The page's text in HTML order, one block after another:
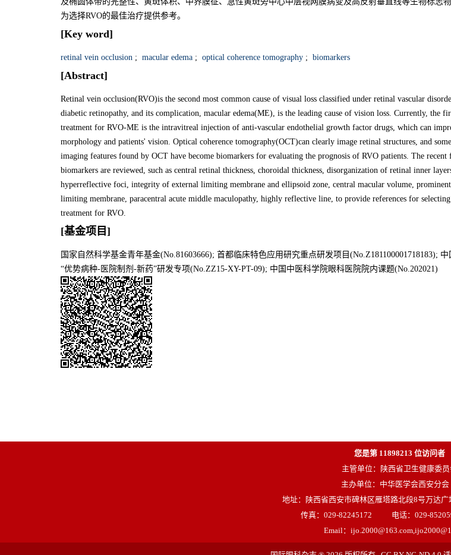
为选择RVO的最佳治疗提供参考。
[Key word]
retinal vein occlusion ; macular edema ; optical coherence tomography ; biomarkers
[Abstract]
Retinal vein occlusion(RVO)is the second most common cause of visual loss classified under retinal vascular
diabetic retinopathy, and its complication, macular edema(ME), is the leading cause of vision loss. Currently, the
treatment for RVO-ME is the intravitreal injection of anti-vascular endothelial growth factor drugs, which can
morphology and patients' vision. Optical coherence tomography(OCT)can clearly image retinal structures, and
imaging features found by OCT have become biomarkers for evaluating the prognosis of RVO patients. The
biomarkers are reviewed, such as central retinal thickness, choroidal thickness, disorganization of retinal inner
hyperreflective foci, integrity of external limiting membrane and ellipsoid zone, central macular volume,
limiting membrane, paracentral acute middle maculopathy, highly reflective line, to provide references for selecting
treatment for RVO.
[基金项目]
国家自然科学基金青年基金(No.81603666); 首都临床特色应用研究重点研发项目(No.Z181100001718183);
“优势病种-医院制剂-新药”研发专项(No.ZZ15-XY-PT-09); 中国中医科学院眼科医院院内课题(No.202021)
您是第 11898213 位访问者
主管单位：陕西省卫生健康委员
主办单位：中华医学会西安分会
地址：陕西省西安市碑林区雁塔路北段8号万达广
传真：029-82245172
电话：029-
Email：